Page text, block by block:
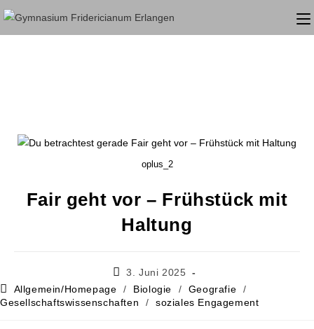
oplus_2
Fair geht vor – Frühstück mit
Haltung
3. Juni 2025
Allgemein/Homepage
/ Biologie / Geografie
/
Gesellschaftswissenschaften
/ soziales Engagement